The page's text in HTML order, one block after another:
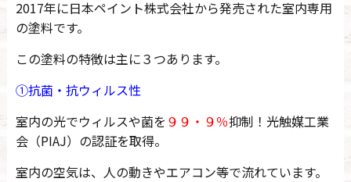
2017年に日本ペイント株式会社から発売された室内専用
の塗料です。
この塗料の特徴は主に３つあります。
①抗菌・抗ウィルス性
室内の光でウィルスや菌を ９９・９％抑制！光触媒工業
会（PIAJ）の認証を取得。
室内の空気は、人の動きやエアコン等で流れています。